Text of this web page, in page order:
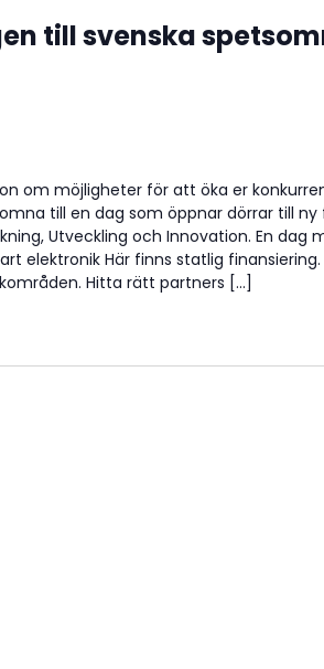
till svenska
om möjligheter för att öka er
till en dag som öppnar dörrar till
Utveckling och Innovation. En dag
elektronik Här finns statlig
Hitta rätt partners […]